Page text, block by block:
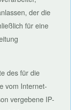
der die
für eine
des für die
vom Internet-
vergebene IP-